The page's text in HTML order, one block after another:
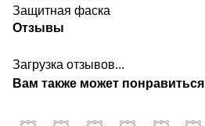
Защитная фаска
Отзывы
Загрузка отзывов...
Вам также может понравиться